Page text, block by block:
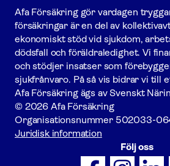
Afa För­säkring gör vardagen
försäk­ringar är en del av
ekonomiskt stöd vid sjukdom,
dödsfall och föräldraledighet. Vi
och stödjer insatser som
sjukfrånvaro. På så vis bidrar vi till
Afa För­säkring ägs av Svenskt
© 2026 Afa Försäkring
Organisationsnummer 502033-
Juridisk information
Följ oss